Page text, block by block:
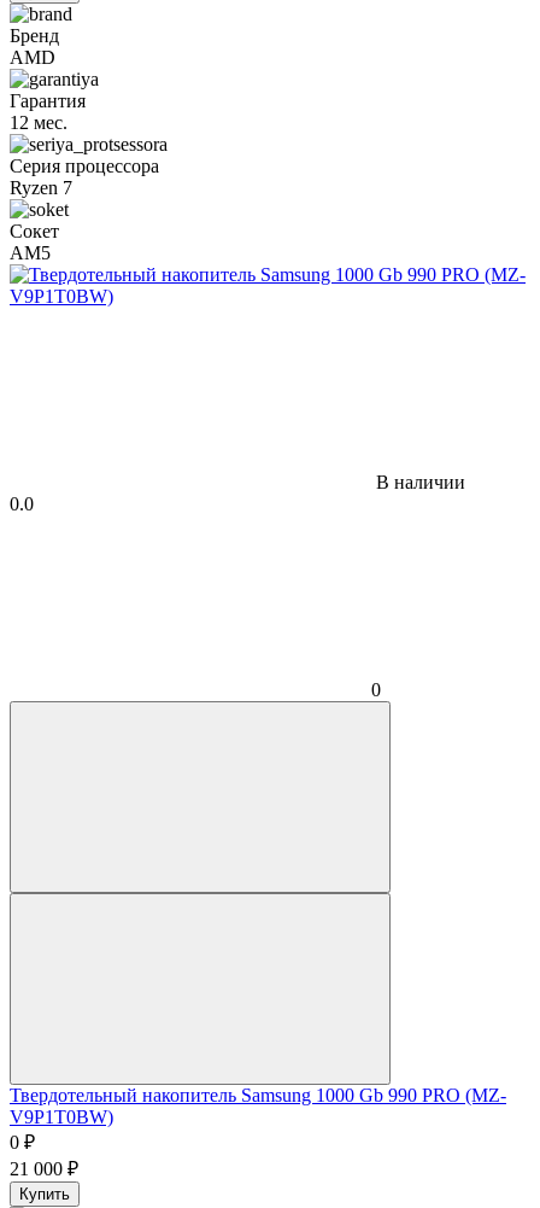
Бренд
AMD
Гарантия
12 мес.
Серия процессора
Ryzen 7
Сокет
AM5
В наличии
0.0
0
Твердотельный накопитель Samsung 1000 Gb 990 PRO (MZ-
V9P1T0BW)
0 ₽
21 000 ₽
Купить